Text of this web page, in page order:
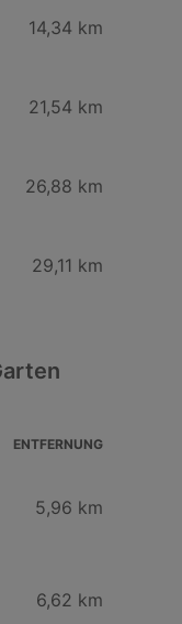
14,34 km
21,54 km
26,88 km
29,11 km
ENTFERNUNG
5,96 km
6,62 km